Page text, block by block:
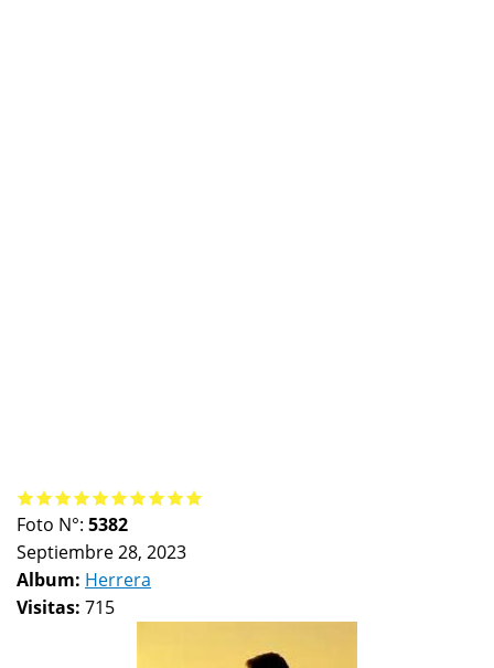
Foto N°: 5382
Septiembre 28, 2023
Album: Herrera
Visitas: 715